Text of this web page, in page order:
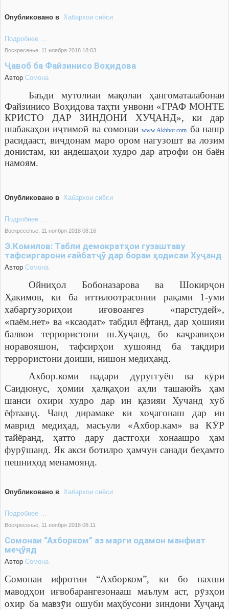
Опубликовано в Хабархои сиёси
Подробнее ...
Воскресенье, 11 ноября 2018 18:03
Ҷавоб ба Файзинисо Воҳидова
Автор Cомона
Баъди мутолиаи мақолаи ҳангоматалабонаи
Файзинисо Воҳидова таҳти унвони «ГРАФ МОНТЕ
КРИСТО ДАР ЗИНДОНИ ХУҶАНД», ки дар
шабакаҳои иҷтимоӣ ва сомонаиwww.Аkhbor.com ба нашр
расидааст, виҷдонам маро ором нагузошт ва лозим
донистам, ки андешаҳои худро дар атрофи он баён
намоям.
Опубликовано в Хабархои сиёси
Подробнее ...
Воскресенье, 11 ноября 2018 08:16
Э.Комилов: Табли демократҳои гузаштаву
тафсиргарони ғайбатҷӯ дар бораи ҳодисаи Хуҷанд
Автор Cомона
Ойниҳол Бобоназарова ва Шокирҷон
Ҳакимов, ки ба иттилоотрасонии рақами 1-уми
хабаргузориҳои иғовоангез «парстудей»,
«паём.нет» ва «ксаодат» табдил ёфтанд, дар ҳошияи
балвои террористони ш.Хуҷанд, бо каҷравиҳои
норавояшон, тафсирҳои хушоянд ба тақдири
террористони доишӣ, нишон медиҳанд.
Ахбор.коми падари дуруғгуён ва кӯри
Саидюнус, ҳомии ҳалқаҳои аҳли ташаюйъ ҳам
шанси охири худро дар ин қазияи Хучанд хуб
ёфтаанд. Чанд дирамаке ки хоҷагонаш дар ин
маврид медиҳад, масъули «Ахбор.кам» ва КӮР
тайёранд, ҳатто дару дастгоҳи хонаашро ҳам
фурӯшанд. Як акси ботилро ҳамчун санади беҳамто
пешниҳод менамоянд.
Опубликовано в Хабархои сиёси
Подробнее ...
Воскресенье, 11 ноября 2018 08:11
Сомонаи “Ахборком” аз марги одамон манфиат
меҷӯяд
Автор Cомона
Сомонаи ифротии “Ахборком”, ки бо пахши
маводҳои иғвобарангезонааш маълум аст, рӯзҳои
охир ба мавзӯи ошуби маҳбусони зиндони Хуҷанд